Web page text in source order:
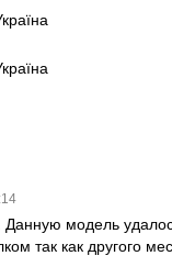
Данную модель
так как другого